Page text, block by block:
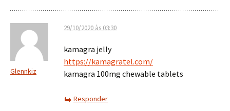
Glennkiz
29/10/2020 às 03:30
kamagra jelly
https://kamagratel.com/
kamagra 100mg chewable tablets
Responder